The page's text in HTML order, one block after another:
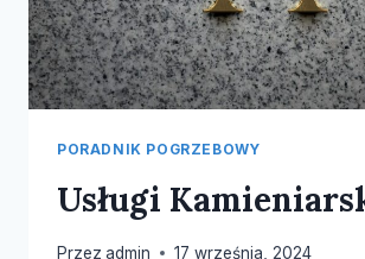
PORADNIK POGRZEBOWY
Usługi
Przez admin 17 września, 2024